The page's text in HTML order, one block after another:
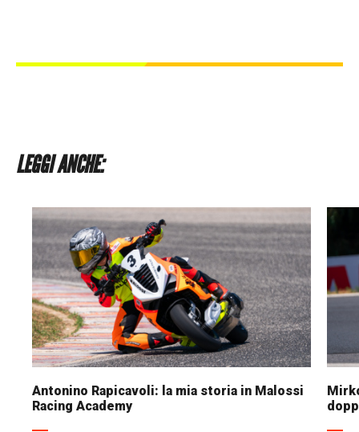
LEGGI ANCHE:
Antonino Rapicavoli: la mia storia in Malossi
Racing Academy